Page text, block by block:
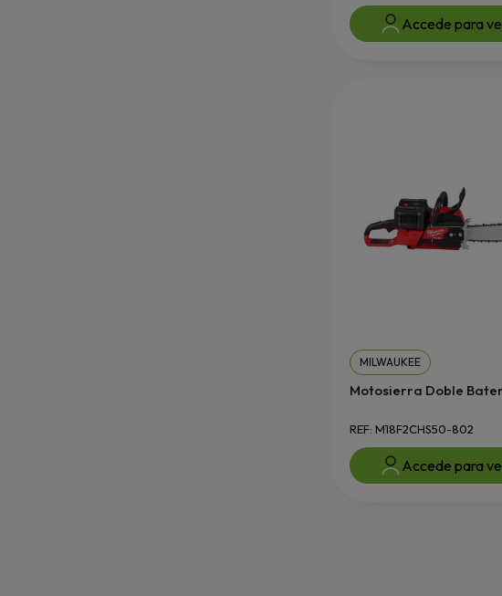
Accede para
MILWAUKEE
Motosierra Doble
REF: M18F2CHS50-802
Accede para